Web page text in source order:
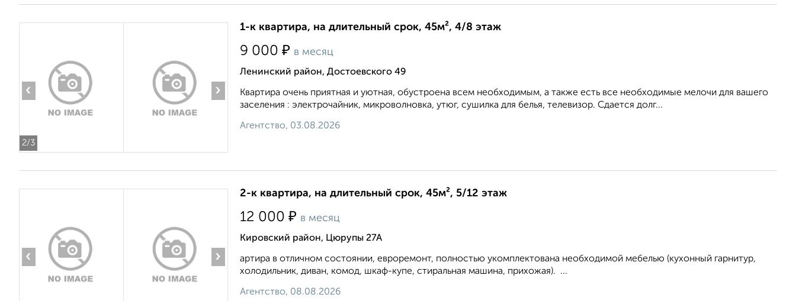
2/3
‹ ›
1-к квартира, на длительный срок, 45м², 4/8 этаж
9 000 ₽ в месяц
Ленинский район, Достоевского 49
Квартира очень приятная и уютная, обустроена всем необходимым, а также есть все необходимые мелочи для вашего
заселения : электрочайник, микроволновка, утюг, сушилка для белья, телевизор. Сдается долг...
Агентство, 03.08.2026
‹ ›
2-к квартира, на длительный срок, 45м², 5/12 этаж
12 000 ₽ в месяц
Кировский район, Цюрупы 27А
артира в отличном состоянии, евроремонт, полностью укомплектована необходимой мебелью (кухонный гарнитур,
холодильник, диван, комод, шкаф-купе, стиральная машина, прихожая). ...
Агентство, 08.08.2026